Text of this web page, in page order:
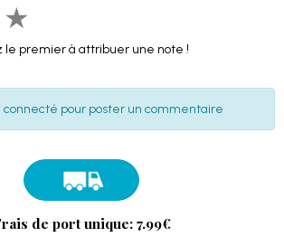
★
le premier à attribuer une note !
pour poster un commentaire
de port unique: 7.99€